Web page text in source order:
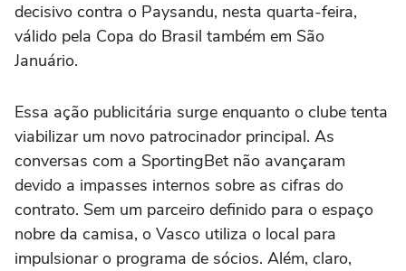
decisivo contra o Paysandu, nesta quarta-feira,
válido pela Copa do Brasil também em São
Januário.
Essa ação publicitária surge enquanto o clube tenta
viabilizar um novo patrocinador principal. As
conversas com a SportingBet não avançaram
devido a impasses internos sobre as cifras do
contrato. Sem um parceiro definido para o espaço
nobre da camisa, o Vasco utiliza o local para
impulsionar o programa de sócios. Além, claro,